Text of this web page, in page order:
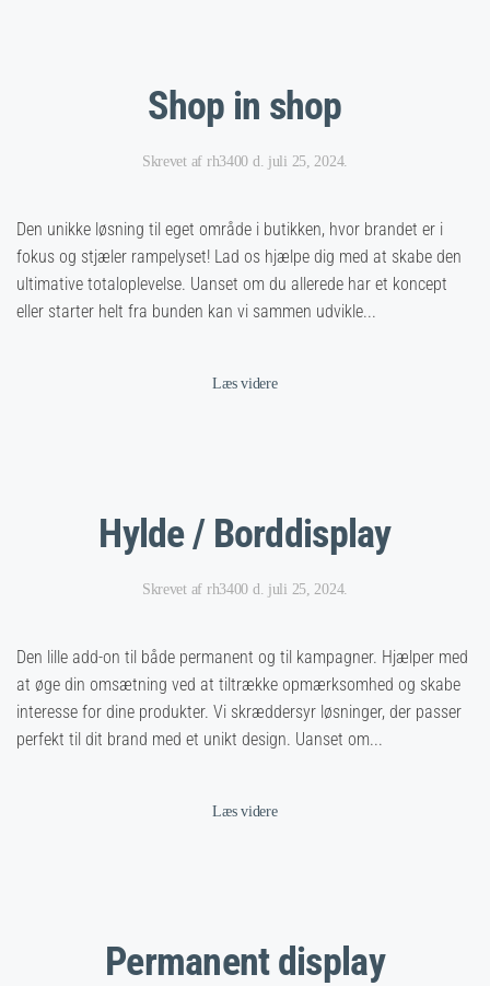
Shop in shop
Skrevet af rh3400 d. juli 25, 2024.
Den unikke løsning til eget område i butikken, hvor brandet er i
fokus og stjæler rampelyset! Lad os hjælpe dig med at skabe den
ultimative totaloplevelse. Uanset om du allerede har et koncept
eller starter helt fra bunden kan vi sammen udvikle...
Læs videre
Hylde / Borddisplay
Skrevet af rh3400 d. juli 25, 2024.
Den lille add-on til både permanent og til kampagner. Hjælper med
at øge din omsætning ved at tiltrække opmærksomhed og skabe
interesse for dine produkter. Vi skræddersyr løsninger, der passer
perfekt til dit brand med et unikt design. Uanset om...
Læs videre
Permanent display